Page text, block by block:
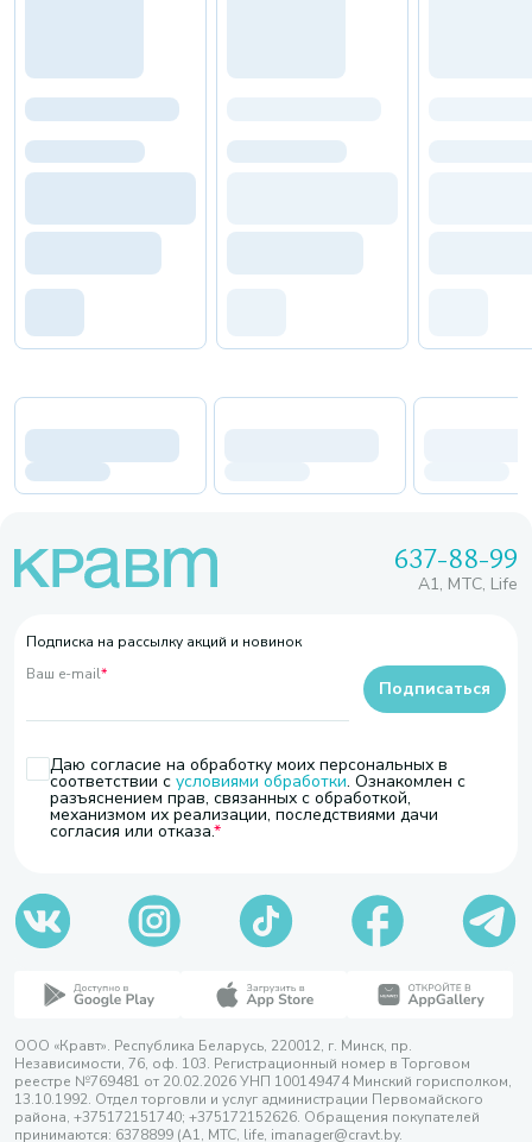
637-88-99
A1, МТС, Life
Подписка на рассылку акций и новинок
Ваш e-mail*
Даю согласие на обработку моих персональных в
соответствии с условиями обработки. Ознакомлен с
разъяснением прав, связанных с обработкой,
механизмом их реализации, последствиями дачи
согласия или отказа.
Подписаться
ООО «Кравт». Республика Беларусь, 220012, г. Минск, пр.
Независимости, 76, оф. 103. Регистрационный номер в Торговом
реестре №769481 от 20.02.2026 УНП 100149474 Минский горисполком,
13.10.1992. Отдел торговли и услуг администрации Первомайского
района, +375172151740; +375172152626. Обращения покупателей
принимаются: 6378899 (А1, МТС, life, imanager@cravt.by.